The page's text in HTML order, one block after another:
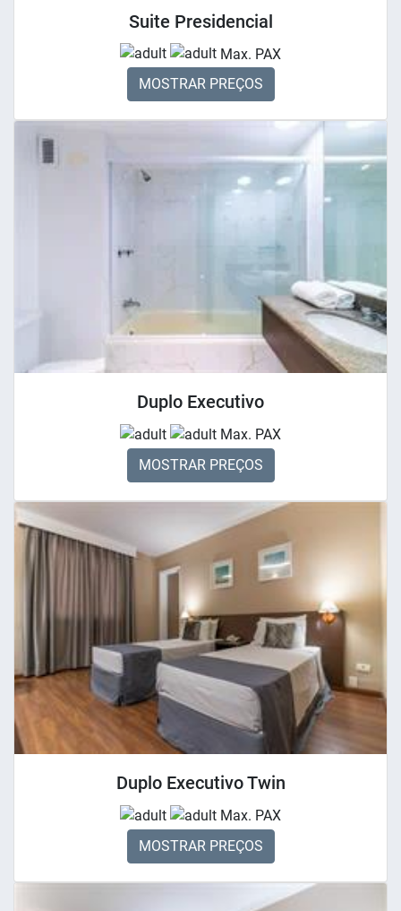
Suite Presidencial
Max. PAX
MOSTRAR PREÇOS
Duplo Executivo
Max. PAX
MOSTRAR PREÇOS
Duplo Executivo Twin
Max. PAX
MOSTRAR PREÇOS